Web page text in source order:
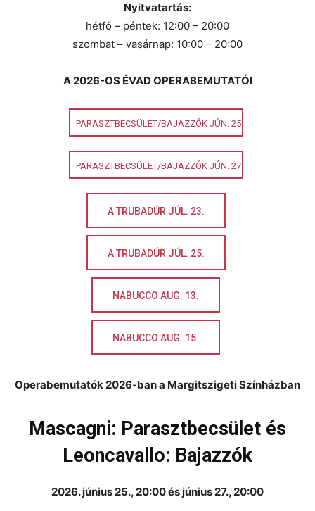
Nyitvatartás:
hétfő – péntek: 12:00 – 20:00
szombat – vasárnap: 10:00 – 20:00
A 2026-OS ÉVAD OPERABEMUTATÓI
PARASZTBECSÜLET/BAJAZZÓK JÚN. 25.
PARASZTBECSÜLET/BAJAZZÓK JÚN. 27.
A TRUBADÚR JÚL. 23.
A TRUBADÚR JÚL. 25.
NABUCCO AUG. 13.
NABUCCO AUG. 15.
Operabemutatók 2026-ban a Margitszigeti Színházban
Mascagni: Parasztbecsület és
Leoncavallo: Bajazzók
2026. június 25., 20:00 és június 27., 20:00